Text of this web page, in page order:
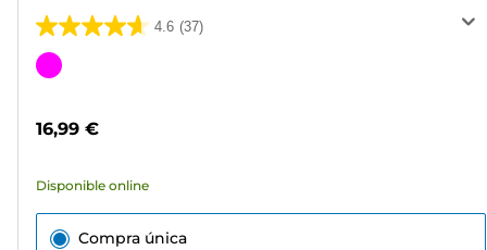
4.6 (37)
4.6
de
37
Cartucho
16,99 €
Disponible online
Compra única